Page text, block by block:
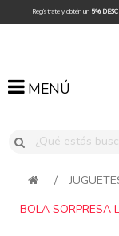
Regístrate y obtén un 5%
MENÚ
MENÚ
/
BOLA SORPRESA